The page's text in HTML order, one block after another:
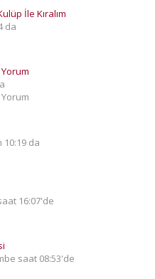
İle Kıralım
da
10:19 da
16:07'de
saat 08:53'de